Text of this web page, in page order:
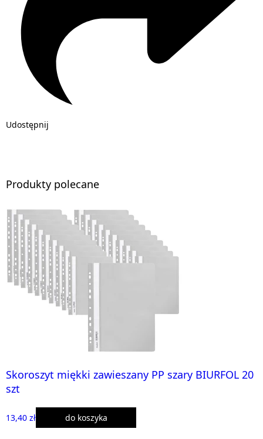
Udostępnij
Produkty polecane
Skoroszyt miękki zawieszany PP szary BIURFOL 20
szt
13,40 zł do koszyka